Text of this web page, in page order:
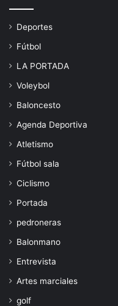
Deportes
Fútbol
LA PORTADA
Voleybol
Baloncesto
Agenda Deportiva
Atletismo
Fútbol sala
Ciclismo
Portada
pedroneras
Balonmano
Entrevista
Artes marciales
golf